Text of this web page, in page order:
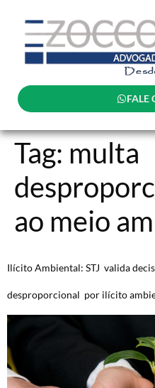
FALE
Tag: multa
ao meio
Ilícito Ambiental: STJ valida
desproporcional por ilícito